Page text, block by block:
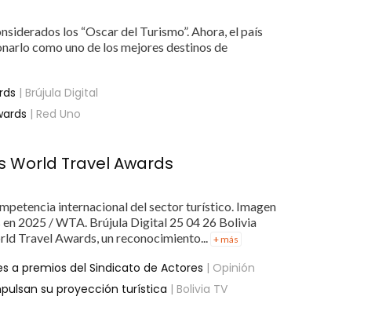
los “Oscar del Turismo”. Ahora, el país
como uno de los mejores destinos de
| Brújula Digital
| Red Uno
Travel Awards
internacional del sector turístico. Imagen
2025 / WTA. Brújula Digital 25 04 26 Bolivia
Travel Awards, un reconocimiento... + más
a premios del Sindicato de Actores | Opinión
su proyección turística | Bolivia TV